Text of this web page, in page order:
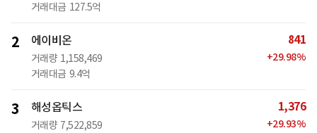
거래대금 127.5억
2 에이비온
거래량 1,158,469
거래대금 9.4억
841
+29.98%
3 해성옵틱스
거래량 7,522,859
1,376
+29.93%